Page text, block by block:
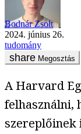
Bodnár Zsolt
2024. június 26.
tudomány
Megosztás
A Harvard
felhasználni,
szereplőinek